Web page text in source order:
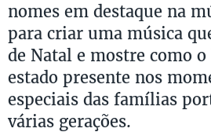
nomes em destaque na
para criar uma música
de Natal e mostre como o
estado presente nos
especiais das famílias
várias gerações.